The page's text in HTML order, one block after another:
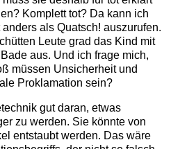
Komplett tot? Da kann ich
anders als Quatsch! auszurufen.
Leute grad das Kind mit
aus. Und ich frage mich,
müssen Unsicherheit und
Proklamation sein?
gut daran, etwas
zu werden. Sie könnte von
entstaubt werden. Das wäre